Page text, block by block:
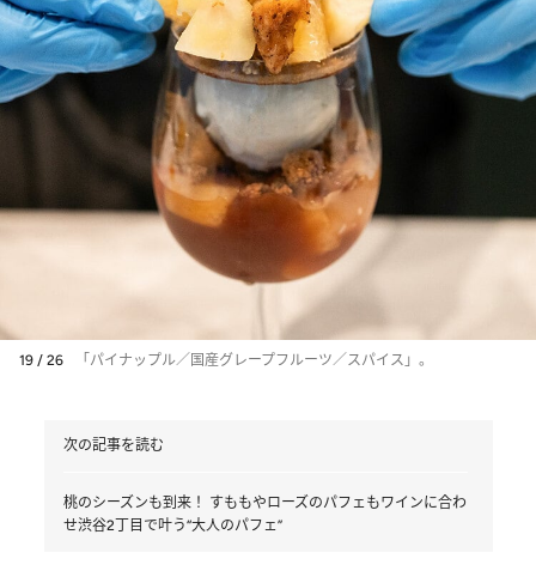
19 / 26 「パイナップル／国産グレープフルーツ／スパイス」。
次の記事を読む
桃のシーズンも到来！ すももやローズのパフェもワインに合わ
せ渋谷2丁目で叶う“大人のパフェ”